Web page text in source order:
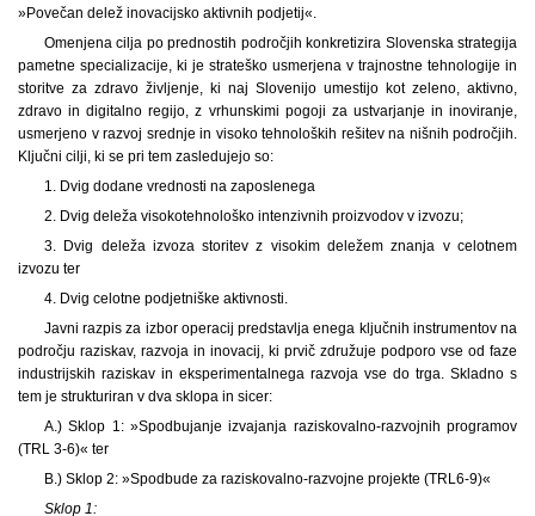
»Povečan delež inovacijsko aktivnih podjetij«.
Omenjena cilja po prednostih področjih konkretizira Slovenska strategija
pametne specializacije, ki je strateško usmerjena v trajnostne tehnologije in
storitve za zdravo življenje, ki naj Slovenijo umestijo kot zeleno, aktivno,
zdravo in digitalno regijo, z vrhunskimi pogoji za ustvarjanje in inoviranje,
usmerjeno v razvoj srednje in visoko tehnoloških rešitev na nišnih področjih.
Ključni cilji, ki se pri tem zasledujejo so:
1. Dvig dodane vrednosti na zaposlenega
2. Dvig deleža visokotehnološko intenzivnih proizvodov v izvozu;
3. Dvig deleža izvoza storitev z visokim deležem znanja v celotnem
izvozu ter
4. Dvig celotne podjetniške aktivnosti.
Javni razpis za izbor operacij predstavlja enega ključnih instrumentov na
področju raziskav, razvoja in inovacij, ki prvič združuje podporo vse od faze
industrijskih raziskav in eksperimentalnega razvoja vse do trga. Skladno s
tem je strukturiran v dva sklopa in sicer:
A.) Sklop 1: »Spodbujanje izvajanja raziskovalno-razvojnih programov
(TRL 3-6)« ter
B.) Sklop 2: »Spodbude za raziskovalno-razvojne projekte (TRL6-9)«
Sklop 1: